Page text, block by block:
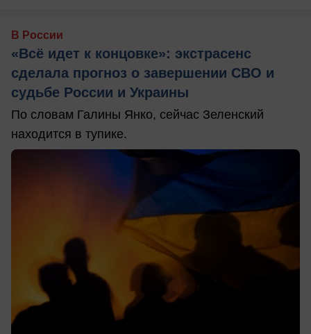
В России
«Всё идет к концовке»: экстрасенс
сделала прогноз о завершении СВО и
судьбе России и Украины
По словам Галины Янко, сейчас Зеленский
находится в тупике.